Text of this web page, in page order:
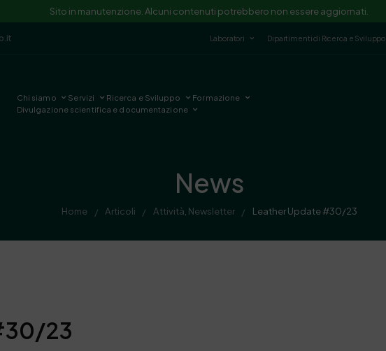
Sito in manutenzione. Alcuni contenuti potrebbero non essere aggiornati.
Laboratori Dipartimenti di Ricerca e Sviluppo
Chi siamo Servizi Ricerca e Sviluppo
Formazione
Divulgazione scientifica e documentazione
News
Home / Articoli / Attività Newsletter / Leather Update #30/23
23